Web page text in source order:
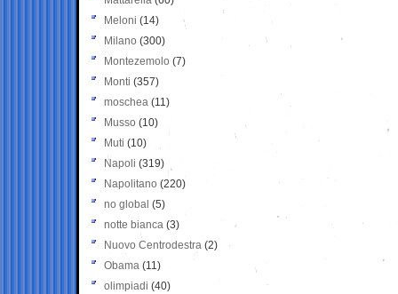
Meloni (14)
Milano (300)
Montezemolo (7)
Monti (357)
moschea (11)
Musso (10)
Muti (10)
Napoli (319)
Napolitano (220)
no global (5)
notte bianca (3)
Nuovo Centrodestra (2)
Obama (11)
olimpiadi (40)